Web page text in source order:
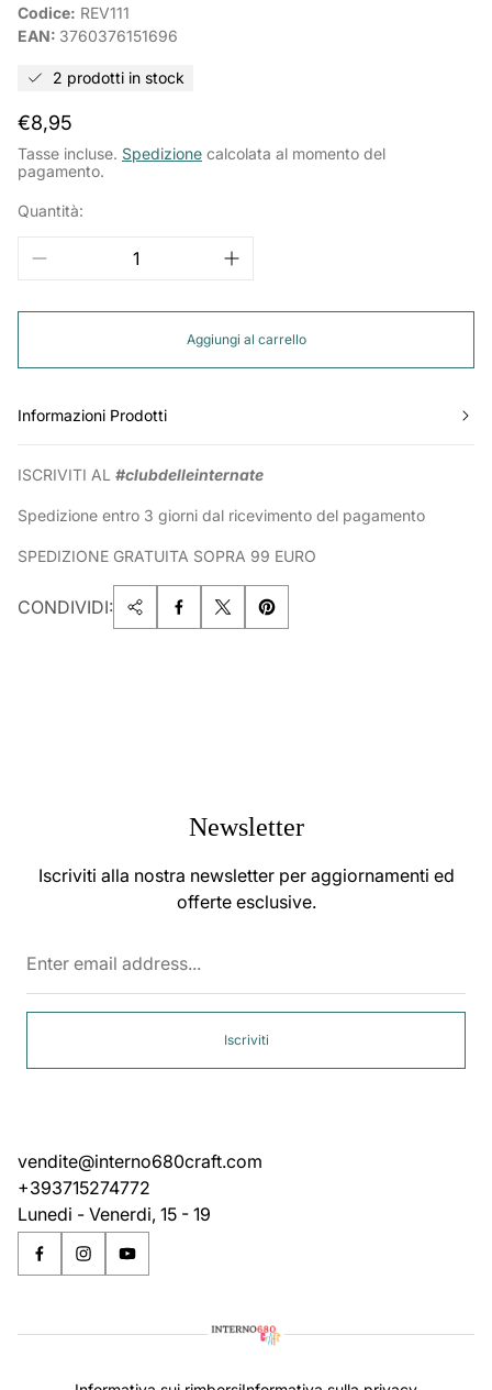
Codice: REV111
EAN: 3760376151696
2 prodotti in stock
Prezzo
normale
€8,95
Tasse incluse. Spedizione calcolata al momento del
pagamento.
Quantità:
Aggiungi al carrello
Informazioni Prodotti
ISCRIVITI AL #clubdelleinternate
Spedizione entro 3 giorni dal ricevimento del pagamento
SPEDIZIONE GRATUITA SOPRA 99 EURO
CONDIVIDI:
Newsletter
Iscriviti alla nostra newsletter per aggiornamenti ed
offerte esclusive.
Iscriviti
vendite@interno680craft.com
+393715274772
Lunedi - Venerdi, 15 - 19